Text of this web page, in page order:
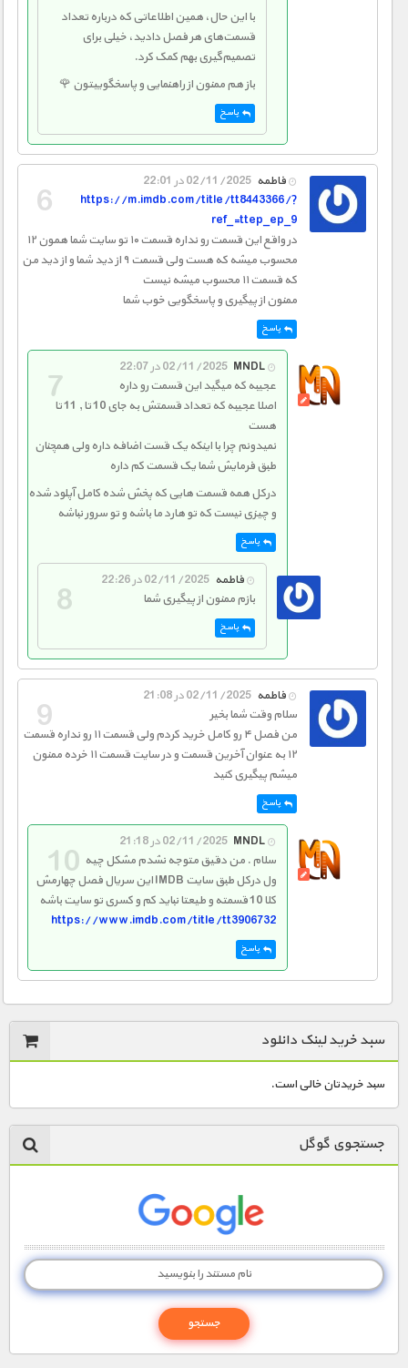
با این حال، همین اطلاعاتی که درباره تعداد
قسمت‌های هر فصل دادید، خیلی برای
تصمیم‌گیری بهم کمک کرد.
باز هم ممنون از راهنمایی و پاسخگوییتون 🌹
پاسخ
فاطمه 02/11/2025 در 22:01
https://m.imdb.com/title/tt8443366/?
ref_=ttep_ep_9
در واقع این قسمت رو نداره قسمت ۱۰ تو سایت شما همون ۱۲
محسوب میشه که هست ولی قسمت ۹ از دید شما و از دید من
که قسمت ۱۱ محسوب میشه نیست
ممنون از پیگیری و پاسخگویی خوب شما
پاسخ
MNDL 02/11/2025 در 22:07
عجیبه که میگید این قسمت رو داره
اصلا عجیبه که تعداد قسمتش به جای 10 تا , 11 تا
هست
نمیدونم چرا با اینکه یک قست اضافه داره ولی همچنان
طبق فرمایش شما یک قسمت کم داره
درکل همه قسمت هایی که پخش شده کامل آپلود شده
و چیزی نیست که تو هارد ما باشه و تو سرور نباشه
پاسخ
فاطمه 02/11/2025 در 22:26
بازم ممنون از پیگیری شما
پاسخ
فاطمه 02/11/2025 در 21:08
سلام وقت شما بخیر
من فصل ۴ رو کامل خرید کردم ولی قسمت ۱۱ رو نداره قسمت
۱۲ به عنوان آخرین قسمت و در سایت قسمت ۱۱ خرده ممنون
میشم پیگیری کنید
پاسخ
MNDL 02/11/2025 در 21:18
سلام . من دقیق متوجه نشدم مشکل چیه
ول درکل طبق سایت IMDB این سریال فصل چهارمش
کلا 10 قسمته و طیعتا نباید کم و کسری تو سایت باشه
https://www.imdb.com/title/tt3906732
پاسخ
سبد خرید لینک دانلود
سبد خریدتان خالی است.
جستجوی گوگل